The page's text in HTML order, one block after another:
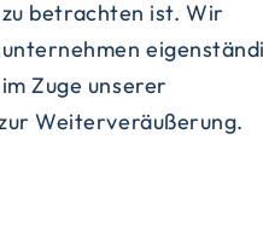
Weiterveräußerung.